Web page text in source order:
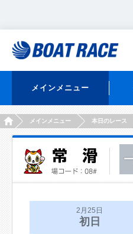
メインメニュー
HOMEメインメニュー 本日のレース
2月25日
初日